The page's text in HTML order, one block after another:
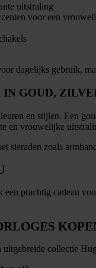
uitstraling
voor een
dagelijks gebruik,
GOUD,
en stijlen. Een
en vrouwelijke
sieraden zoals
een prachtig cadeau
collectie